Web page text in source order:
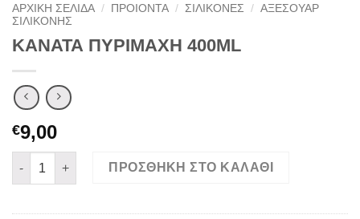
ΑΡΧΙΚΉ ΣΕΛΊΔΑ / ΠΡΟΙΟΝΤΑ / ΣΙΛΙΚΟΝΕΣ / ΑΞΕΣΟΥΑΡ
ΣΙΛΙΚΟΝΗΣ
ΚΑΝΑΤΑ ΠΥΡΙΜΑΧΗ 400ML
€9,00
ΚΑΝΑΤΑ ΠΥΡΙΜΑΧΗ 400ML ποσότητα
ΠΡΟΣΘΉΚΗ ΣΤΟ ΚΑΛΆΘΙ